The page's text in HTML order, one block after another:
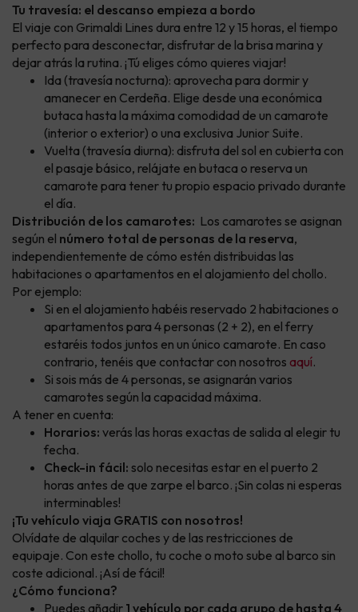
Tu travesía: el descanso empieza a bordo
El viaje con Grimaldi Lines dura entre 12 y 15 horas, el tiempo
perfecto para desconectar, disfrutar de la brisa marina y
dejar atrás la rutina. ¡Tú eliges cómo quieres viajar!
Ida (travesía nocturna): aprovecha para dormir y
amanecer en Cerdeña. Elige desde una económica
butaca hasta la máxima comodidad de un camarote
(interior o exterior) o una exclusiva Junior Suite.
Vuelta (travesía diurna): disfruta del sol en cubierta con
el pasaje básico, relájate en butaca o reserva un
camarote para tener tu propio espacio privado durante
el día.
Distribución de los camarotes: Los camarotes se asignan
según el número total de personas de la reserva,
independientemente de cómo estén distribuidas las
habitaciones o apartamentos en el alojamiento del chollo.
Por ejemplo:
Si en el alojamiento habéis reservado 2 habitaciones o
apartamentos para 4 personas (2 + 2), en el ferry
estaréis todos juntos en un único camarote. En caso
contrario, tenéis que contactar con nosotros aquí.
Si sois más de 4 personas, se asignarán varios
camarotes según la capacidad máxima.
A tener en cuenta:
Horarios: verás las horas exactas de salida al elegir tu
fecha.
Check-in fácil: solo necesitas estar en el puerto 2
horas antes de que zarpe el barco. ¡Sin colas ni esperas
interminables!
¡Tu vehículo viaja GRATIS con nosotros!
Olvídate de alquilar coches y de las restricciones de
equipaje. Con este chollo, tu coche o moto sube al barco sin
coste adicional. ¡Así de fácil!
¿Cómo funciona?
Puedes añadir 1 vehículo por cada grupo de hasta 4